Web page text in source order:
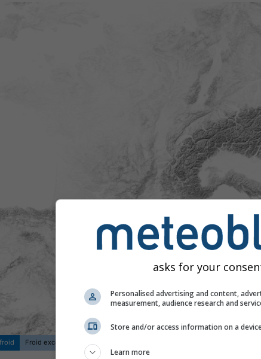
Froid exceptionnel
asks for your
Personalised advertising and content,
measurement, audience research and
Store and/or access information on a
Learn more